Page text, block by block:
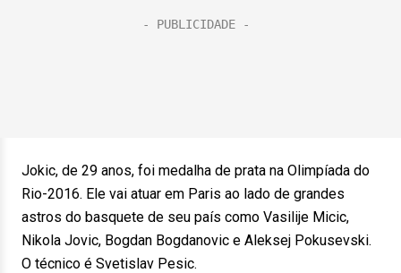
Jokic, de 29 anos, foi medalha de prata na Olimpíada do
Rio-2016. Ele vai atuar em Paris ao lado de grandes
astros do basquete de seu país como Vasilije Micic,
Nikola Jovic, Bogdan Bogdanovic e Aleksej Pokusevski.
O técnico é Svetislav Pesic.